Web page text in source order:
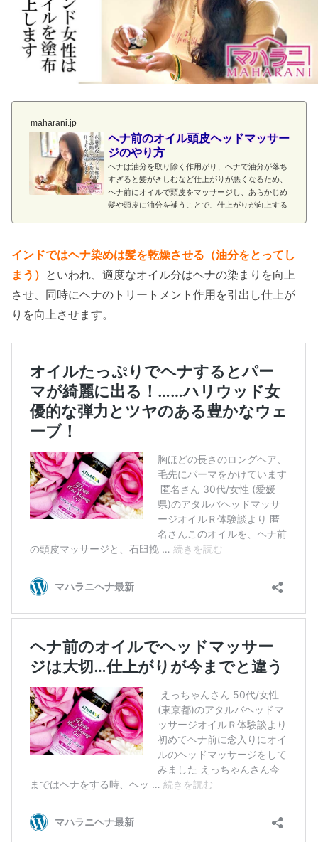
maharani.jp
ヘナ前のオイル頭皮ヘッドマッサー
ジのやり方
ヘナは油分を取り除く作用がり、ヘナで油分が落ち
すぎると髪がきしむなど仕上がりが悪くなるため、
ヘナ前にオイルで頭皮をマッサージし、あらかじめ
髪や頭皮に油分を補うことで、仕上がりが向上する
インドではヘナ染めは髪を乾燥させる（油分をとってし
まう）
といわれ、適度なオイル分はヘナの染まりを向上
させ、同時にヘナのトリートメント作用を引出し仕上が
りを向上させます。